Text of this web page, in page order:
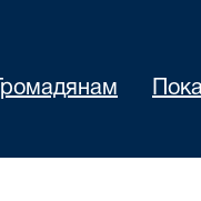
Громадянам